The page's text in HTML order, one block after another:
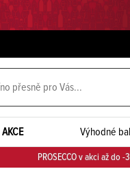
AKCE Výhodné
PROSECCO v akci až do -